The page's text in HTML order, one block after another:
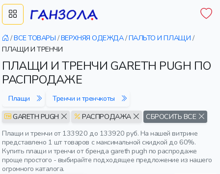
/ВСЕ ТОВАРЫ /ВЕРХНЯЯ ОДЕЖДА/ПАЛЬТО И ПЛАЩИ /
ПЛАЩИ И ТРЕНЧИ
ПЛАЩИ И ТРЕНЧИ GARETH PUGH ПО
РАСПРОДАЖЕ
Плащи
Тренчи и тренчкоты
GARETH PUGH
РАСПРОДАЖА
СБРОСИТЬ ВСЕ
Плащи и тренчи от 133920 до 133920 руб. На нашей витрине
представлено 1 шт товаров с максимальной скидкой до 60%.
Купить плащи и тренчи от бренда gareth pugh по распродаже
проще простого - выбирайте подходящее предложение из нашего
огромного каталога.